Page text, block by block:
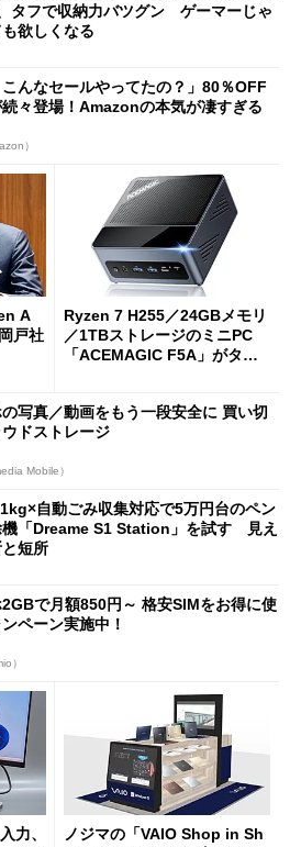
タフで収納力バツグン ゲーマーじゃ
欲しくなる
こんなセールやってたの？」80％OFF
続々登場！Amazonの本気が凄すぎる
）
A
戸社
Ryzen 7 H255／24GBメモリ
／1TBストレージのミニPC
「ACEMAGIC F5A」がタイ
の写真／動画をもう一段安全に 買い切
ウドストレージ
Mobile）
自動ごみ収集対応で5万円台のペン
機「Dreame S1 Station」を試す 見え
短所
で月額850円～ 格安SIMをお得に使
ペーン実施中！
）
力、
ノジマの「VAIO Shop in Sh